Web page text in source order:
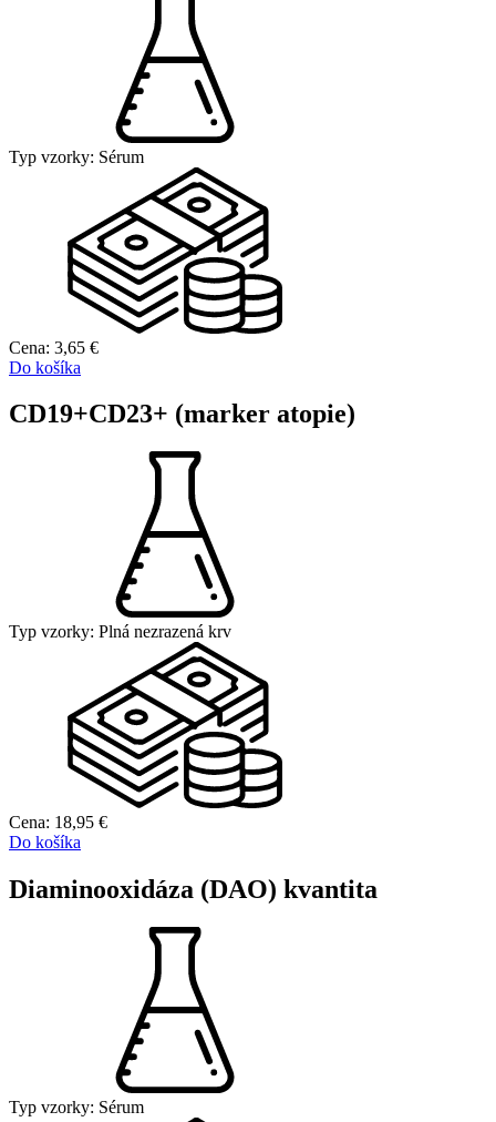
Typ vzorky: Sérum
Cena: 3,65 €
Do košíka
CD19+CD23+ (marker atopie)
Typ vzorky: Plná nezrazená krv
Cena: 18,95 €
Do košíka
Diaminooxidáza (DAO) kvantita
Typ vzorky: Sérum